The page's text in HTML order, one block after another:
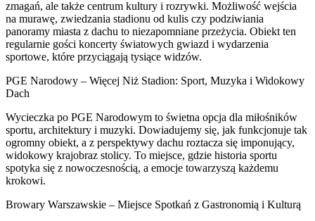
zmagań, ale także centrum kultury i rozrywki. Możliwość wejścia
na murawę, zwiedzania stadionu od kulis czy podziwiania
panoramy miasta z dachu to niezapomniane przeżycia. Obiekt ten
regularnie gości koncerty światowych gwiazd i wydarzenia
sportowe, które przyciągają tysiące widzów.
PGE Narodowy – Więcej Niż Stadion: Sport, Muzyka i Widokowy
Dach
Wycieczka po PGE Narodowym to świetna opcja dla miłośników
sportu, architektury i muzyki. Dowiadujemy się, jak funkcjonuje tak
ogromny obiekt, a z perspektywy dachu roztacza się imponujący,
widokowy krajobraz stolicy. To miejsce, gdzie historia sportu
spotyka się z nowoczesnością, a emocje towarzyszą każdemu
krokowi.
Browary Warszawskie – Miejsce Spotkań z Gastronomią i Kulturą